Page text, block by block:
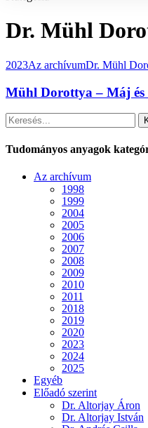
Dr. Mühl
2023Az archívumDr. Mühl
Mühl Dorottya – Máj és
Tudományos anyagok
Az archívum
1998
1999
2004
2005
2006
2007
2008
2009
2010
2011
2018
2019
2020
2023
2024
2025
Egyéb
Előadó szerint
Dr. Altorjay Áron
Dr. Altorjay István